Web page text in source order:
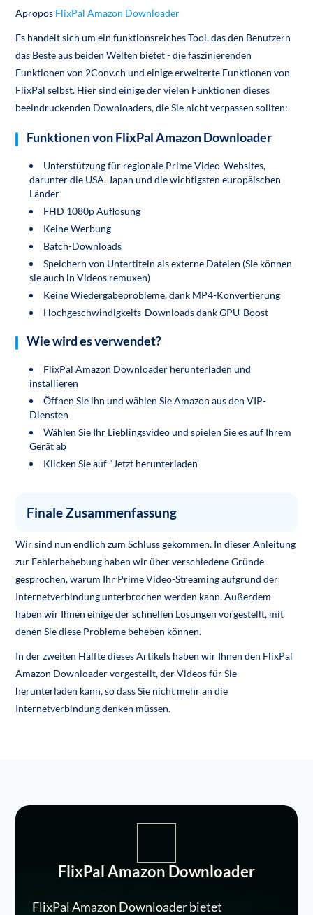
Apropos FlixPal Amazon Downloader
Es handelt sich um ein funktionsreiches Tool, das den Benutzern
das Beste aus beiden Welten bietet - die faszinierenden
Funktionen von 2Conv.ch und einige erweiterte Funktionen von
FlixPal selbst. Hier sind einige der vielen Funktionen dieses
beeindruckenden Downloaders, die Sie nicht verpassen sollten:
Funktionen von FlixPal Amazon Downloader
Unterstützung für regionale Prime Video-Websites,
darunter die USA, Japan und die wichtigsten europäischen
Länder
FHD 1080p Auflösung
Keine Werbung
Batch-Downloads
Speichern von Untertiteln als externe Dateien (Sie können
sie auch in Videos remuxen)
Keine Wiedergabeprobleme, dank MP4-Konvertierung
Hochgeschwindigkeits-Downloads dank GPU-Boost
Wie wird es verwendet?
FlixPal Amazon Downloader herunterladen und
installieren
Öffnen Sie ihn und wählen Sie Amazon aus den VIP-
Diensten
Wählen Sie Ihr Lieblingsvideo und spielen Sie es auf Ihrem
Gerät ab
Klicken Sie auf "Jetzt herunterladen
Finale Zusammenfassung
Wir sind nun endlich zum Schluss gekommen. In dieser Anleitung
zur Fehlerbehebung haben wir über verschiedene Gründe
gesprochen, warum Ihr Prime Video-Streaming aufgrund der
Internetverbindung unterbrochen werden kann. Außerdem
haben wir Ihnen einige der schnellen Lösungen vorgestellt, mit
denen Sie diese Probleme beheben können.
In der zweiten Hälfte dieses Artikels haben wir Ihnen den FlixPal
Amazon Downloader vorgestellt, der Videos für Sie
herunterladen kann, so dass Sie nicht mehr an die
Internetverbindung denken müssen.
FlixPal Amazon Downloader
FlixPal Amazon Downloader bietet